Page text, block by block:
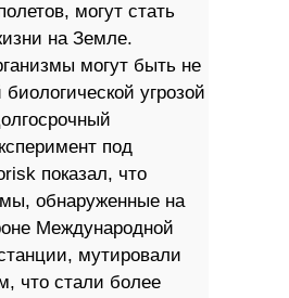
могут стать
на Земле.
могут быть не
угрозой
под
показал, что
обнаруженные на
Международной
мутировали
что стали более